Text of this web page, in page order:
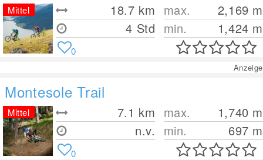
18.7 km
4 Std
max. 2,169 m
min.
1,424 m
Mittel
0
Anzeige
Montesole Trail
7.1 km
n.v.
max. 1,740 m
min.
697 m
Mittel
0